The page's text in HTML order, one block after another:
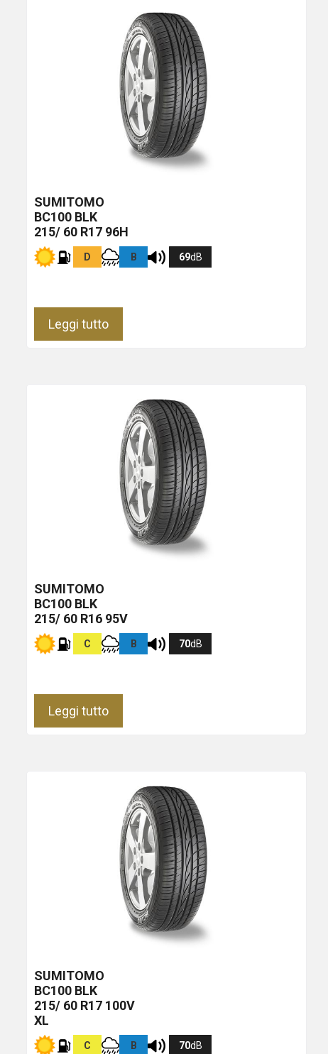
SUMITOMO
BC100 BLK
215/ 60 R17 96H
D B 69dB
Leggi tutto
SUMITOMO
BC100 BLK
215/ 60 R16 95V
C B 70dB
Leggi tutto
SUMITOMO
BC100 BLK
215/ 60 R17 100V
XL
C B 70dB